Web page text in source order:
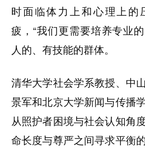
时面临体力上和心理上的
疲，“我们更需要培养专业
人的、有技能的群体。
清华大学社会学系教授、中
景军和北京大学新闻与传播
从照护者困境与社会认知角
命长度与尊严之间寻求平衡